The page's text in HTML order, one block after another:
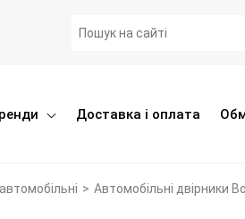
Доставка і оплата
> Автомобільні двірники